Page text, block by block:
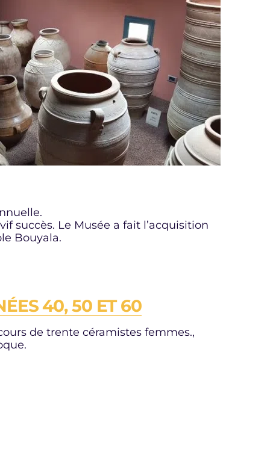
succès. Le Musée a fait l’acquisition
Bouyala.
40, 50 ET 60
de trente céramistes femmes.,